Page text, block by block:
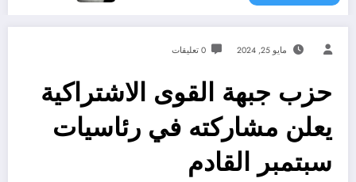
مايو 25, 2024 0 تعليقات
حزب جبهة القوى الاشتراكية
يعلن مشاركته في رئاسيات
سبتمبر القادم